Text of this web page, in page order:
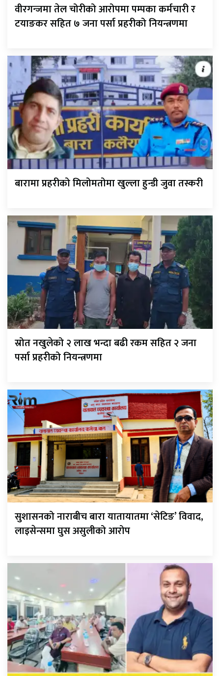
वीरगन्जमा तेल चोरीको आरोपमा पम्पका कर्मचारी र
टयाङकर सहित ७ जना पर्सा प्रहरीको नियन्त्रणमा
बारामा प्रहरीको मिलोमतोमा खुल्ला हुन्डी जुवा तस्करी
स्रोत नखुलेको २ लाख भन्दा बढी रकम सहित २ जना
पर्सा प्रहरीको नियन्त्रणमा
सुशासनको नाराबीच बारा यातायातमा ‘सेटिङ’ विवाद,
लाइसेन्समा घुस असुलीको आरोप